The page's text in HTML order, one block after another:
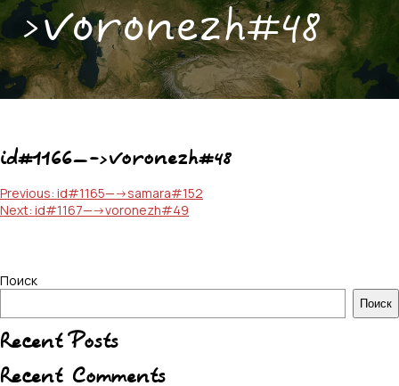
>voronezh#48
id#1166—->voronezh#48
Навигация
по
Previous: id#1165—->samara#152
Next: id#1167—->voronezh#49
Поиск
Поиск
Recent Posts
Recent Comments